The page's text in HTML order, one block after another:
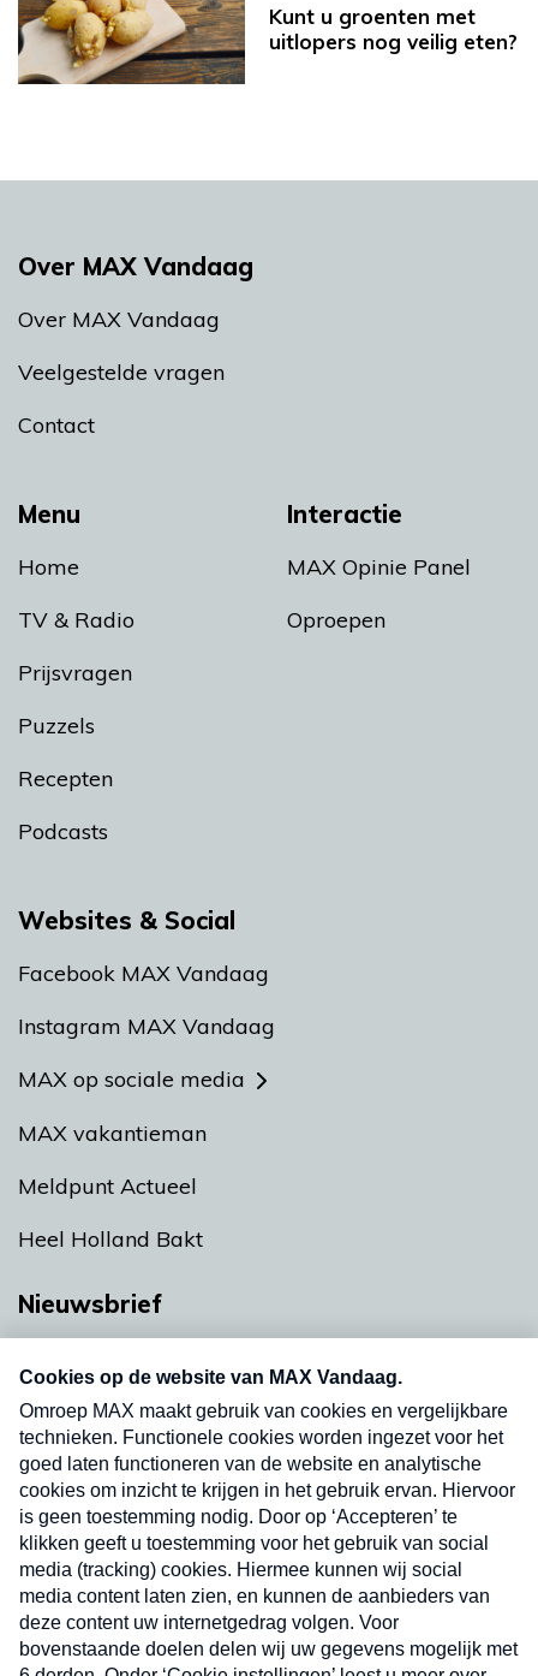
Kunt u groenten met
uitlopers nog veilig eten?
Menu
Home
TV & Radio
Prijsvragen
Puzzels
Recepten
Podcasts
Interactie
MAX Opinie Panel
Oproepen
Over MAX Vandaag
Over MAX Vandaag
Veelgestelde vragen
Contact
Websites & Social
Facebook MAX Vandaag
Instagram MAX Vandaag
MAX op sociale media
MAX vakantieman
Meldpunt Actueel
Heel Holland Bakt
Nieuwsbrief
nieuwsbrief. Elke vrijdag- en dinsdagochtend in
uw mailbox.
Verzend